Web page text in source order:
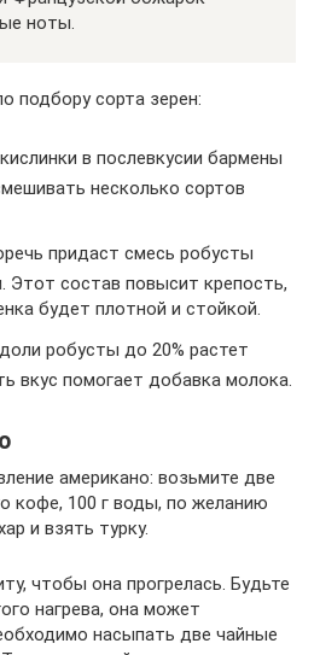
ноты.
подбору сорта зерен:
в послевкусии бармены
несколько сортов
придаст смесь робусты
Этот состав повысит крепость,
будет плотной и стойкой.
робусты до 20% растет
вкус помогает добавка молока.
американо: возьмите две
кофе, 100 г воды, по желанию
и взять турку.
чтобы она прогрелась. Будьте
нагрева, она может
насыпать две чайные